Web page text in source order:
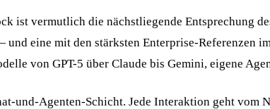
ist vermutlich die nächstliegende Entsprechung
eine mit den stärksten Enterprise-Referenzen
von GPT-5 über Claude bis Gemini, eigene
und-Agenten-Schicht. Jede Interaktion geht